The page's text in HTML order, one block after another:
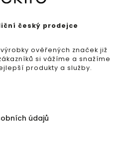
český prodejce
ověřených značek již
si vážíme a snažíme
produkty a služby.
údajů